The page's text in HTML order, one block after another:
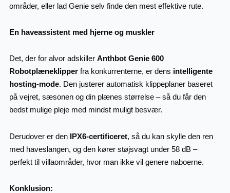
områder, eller lad Genie selv finde den mest effektive rute.
En haveassistent med hjerne og muskler
Det, der for alvor adskiller Anthbot Genie 600
Robotplæneklipperfra konkurrenterne, er dens intelligente
hosting-mode. Den justerer automatisk klippeplaner baseret
på vejret, sæsonen og din plænes størrelse – så du får den
bedst mulige pleje med mindst muligt besvær.
Derudover er den IPX6-certificeret, så du kan skylle den ren
med haveslangen, og den kører støjsvagt under 58 dB –
perfekt til villaområder, hvor man ikke vil genere naboerne.
Konklusion: